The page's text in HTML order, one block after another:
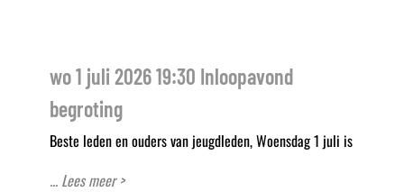
wo 1 juli 2026 19:30 Inloopavond
begroting
Beste leden en ouders van jeugdleden, Woensdag 1 juli is
... Lees meer >